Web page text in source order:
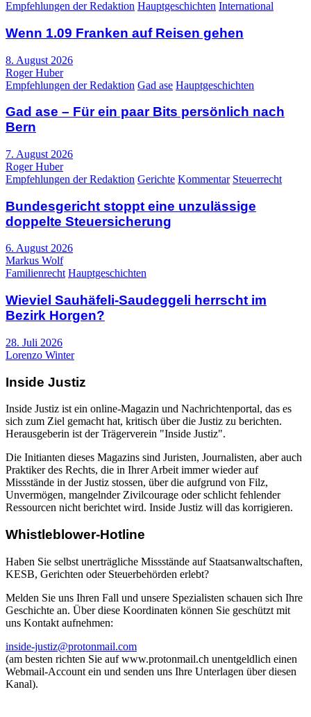
Empfehlungen der Redaktion Hauptgeschichten International
Wenn 1.09 Franken auf Reisen gehen
8. August 2026
Roger Huber
Empfehlungen der Redaktion Gad ase Hauptgeschichten
Gad ase – Für ein paar Bits persönlich nach
Bern
7. August 2026
Roger Huber
Empfehlungen der Redaktion Gerichte Kommentar Steuerrecht
Bundesgericht stoppt eine unzulässige
doppelte Steuersicherung
6. August 2026
Markus Wolf
Familienrecht Hauptgeschichten
Wieviel Sauhäfeli-Saudeggeli herrscht im
Bezirk Horgen?
28. Juli 2026
Lorenzo Winter
Inside Justiz
Inside Justiz ist ein online-Magazin und Nachrichtenportal, das es
sich zum Ziel gemacht hat, kritisch über die Justiz zu berichten.
Herausgeberin ist der Trägerverein "Inside Justiz".
Die Initianten dieses Magazins sind Juristen, Journalisten, aber auch
Praktiker des Rechts, die in Ihrer Arbeit immer wieder auf
Missstände in der Justiz stossen, über die aufgrund von Filz,
Unvermögen, mangelnder Zivilcourage oder schlicht fehlender
Ressourcen nicht berichtet wird. Inside Justiz will das korrigieren.
Whistleblower-Hotline
Haben Sie selbst unerträgliche Missstände auf Staatsanwaltschaften,
KESB, Gerichten oder Steuerbehörden erlebt?
Melden Sie uns Ihren Fall und unsere Spezialisten schauen sich Ihre
Geschichte an. Über diese Koordinaten können Sie geschützt mit
uns Kontakt aufnehmen:
inside-justiz@protonmail.com
(am besten richten Sie auf www.protonmail.ch unentgeldlich einen
Webmail-Account ein und senden uns Ihre Unterlagen über diesen
Kanal).